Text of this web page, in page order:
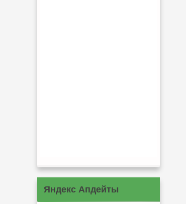
Яндекс Апдейты